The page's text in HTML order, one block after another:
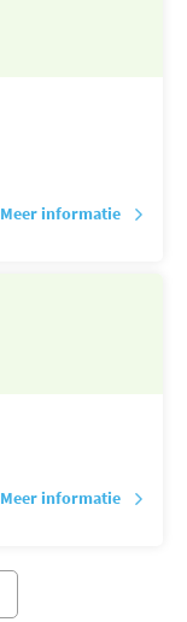
Meer informatie
Meer informatie